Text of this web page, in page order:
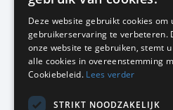
KMP Kantoormeubilair
Airport Business Park
Frankfurtstraat 29-31
1175 RH Lijnden
Deze website gebruikt cookies om
gebruikerservaring te verbeteren.
onze website te gebruiken, stemt
alle cookies in overeenstemming
Cookiebeleid. Lees verder
STRIKT NOODZAKELIJK